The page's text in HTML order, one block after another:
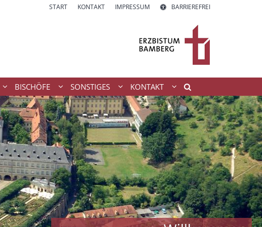
START KONTAKT IMPRESSUM BARRIEREFREI
BISCHÖFE SONSTIGES KONTAKT